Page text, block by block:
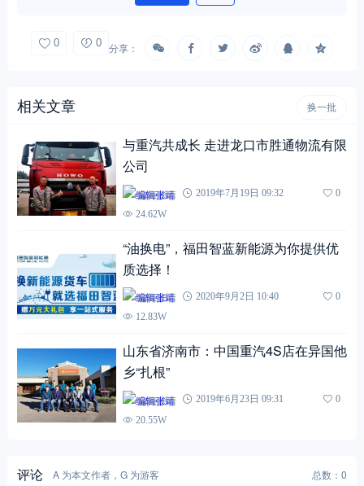
0 0 分享：
相关文章 换一批
与重汽共成长 走进龙口市胜通物流有限
公司
编辑张靖 2019年7月19日 09:32
0
24.62W
“油换电”，福田智蓝新能源为你提供优
质选择！
编辑张靖 2020年9月2日 10:40
0
12.83W
山东省济南市：中国重汽4S店在异国他
乡“扎根”
编辑张靖 2019年6月23日 09:31
0
20.55W
评论 A 为本文作者，G 为游客 总数：0